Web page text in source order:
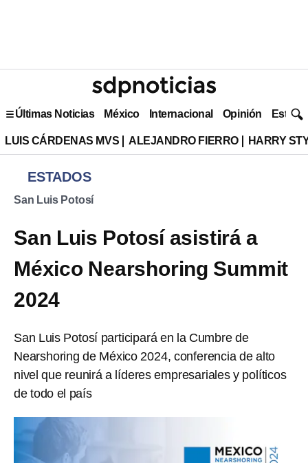
Últimas Noticias México Internacional Opinión Estilo
LUIS CÁRDENAS MVS ALEJANDRO FIERRO HARRY
ESTADOS
San Luis Potosí
San Luis Potosí asistirá a
México Nearshoring Summit
2024
San Luis Potosí participará en la Cumbre de
Nearshoring de México 2024, conferencia de alto
nivel que reunirá a líderes empresariales y políticos
de todo el país